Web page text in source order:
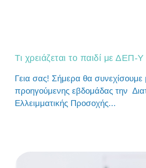
Τι χρειάζεται το παιδί με ΔΕΠ-Υ
Γεια σας! Σήμερα θα συνεχίσουμε
προηγούμενης εβδομάδας την
Ελλειμματικής Προσοχής...